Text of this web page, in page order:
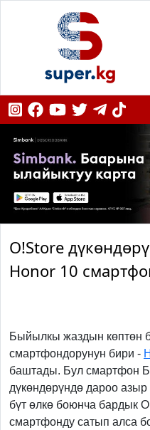
O!Store
Honor 10
Быйылкы жаздын көптөн
смартфондорунун бири -
баштады. Бул смартфон
дүкөндөрүндө дароо
бүт өлкө боюнча бардык
смартфонду сатып алса